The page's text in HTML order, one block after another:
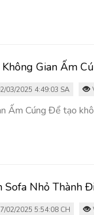
Gian Ấm
03/2025 4:49:03 SA
Ấm Cúng Để tạo
Sofa Nhỏ Thành
02/2025 5:54:08 CH